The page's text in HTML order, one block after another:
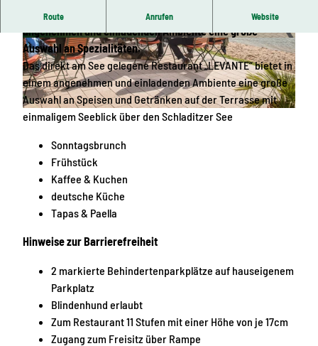
© Stephan Flad, LEIPZIG REGION
© Verena Daser, LEIPZIG REGION © Verena Daser, LEIPZIG REGION
Route Anrufen Website
Das direkt am See gelegene Restaurant bietet in einem
angenehmen und einladenden Ambiente eine große
Auswahl an Spezialitäten.
Das direkt am See gelegene Restaurant „LEVANTE“ bietet in
einem angenehmen und einladenden Ambiente eine große
Auswahl an Speisen und Getränken auf der Terrasse mit
einmaligem Seeblick über den Schladitzer See
Sonntagsbrunch
Frühstück
Kaffee & Kuchen
deutsche Küche
Tapas & Paella
Hinweise zur Barrierefreiheit
2 markierte Behindertenparkplätze auf hauseigenem
Parkplatz
Blindenhund erlaubt
Zum Restaurant 11 Stufen mit einer Höhe von je 17cm
Zugang zum Freisitz über Rampe